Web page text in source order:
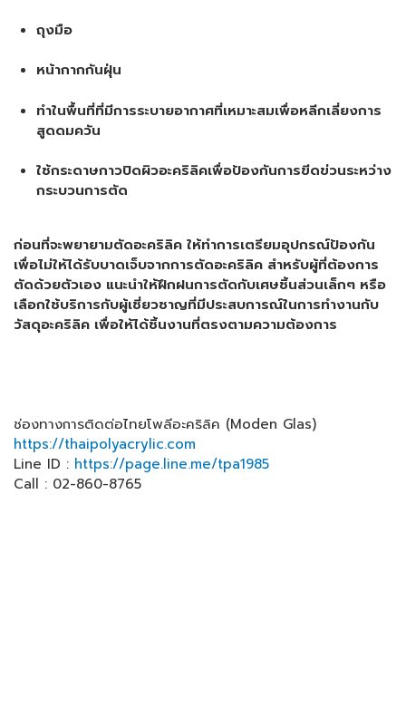
ถุงมือ
หน้ากากกันฝุ่น
ทำในพื้นที่ที่มีการระบายอากาศที่เหมาะสมเพื่อหลีกเลี่ยงการ
สูดดมควัน
ใช้กระดาษกาวปิดผิวอะคริลิคเพื่อป้องกันการขีดข่วนระหว่าง
กระบวนการตัด
ก่อนที่จะพยายามตัดอะคริลิค ให้ทำการเตรียมอุปกรณ์ป้องกัน
เพื่อไม่ให้ได้รับบาดเจ็บจากการตัดอะคริลิค สำหรับผู้ที่ต้องการ
ตัดด้วยตัวเอง แนะนำให้ฝึกฝนการตัดกับเศษชิ้นส่วนเล็กๆ หรือ
เลือกใช้บริการกับผู้เชี่ยวชาญที่มีประสบการณ์ในการทำงานกับ
วัสดุอะคริลิค เพื่อให้ได้ชิ้นงานที่ตรงตามความต้องการ
ช่องทางการติดต่อไทยโพลีอะคริลิค (Moden Glas)
https://thaipolyacrylic.com
Line ID : https://page.line.me/tpa1985
Call : 02-860-8765